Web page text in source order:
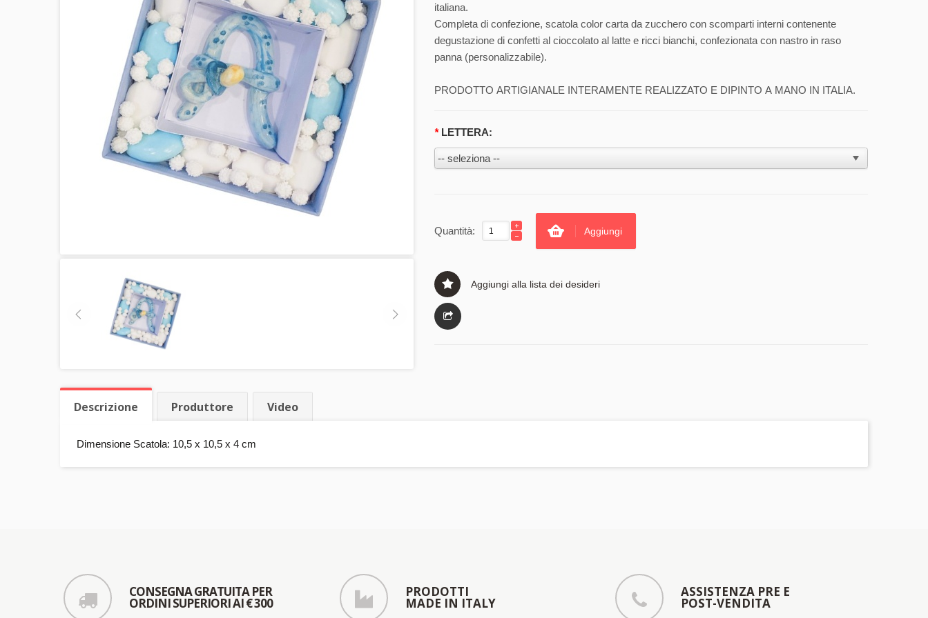
italiana.
Completa di confezione, scatola color carta da zucchero con scomparti interni contenente
degustazione di confetti al cioccolato al latte e ricci bianchi, confezionata con nastro in raso
panna (personalizzabile).
PRODOTTO ARTIGIANALE INTERAMENTE REALIZZATO E DIPINTO A MANO IN ITALIA.
*LETTERA:
Quantità: Aggiungi
Aggiungi alla lista dei desideri
Descrizione Produttore Video
Dimensione Scatola: 10,5 x 10,5 x 4 cm
CONSEGNA GRATUITA PER
ORDINI SUPERIORI AI € 300
PRODOTTI
MADE IN ITALY
ASSISTENZA PRE E
POST-VENDITA